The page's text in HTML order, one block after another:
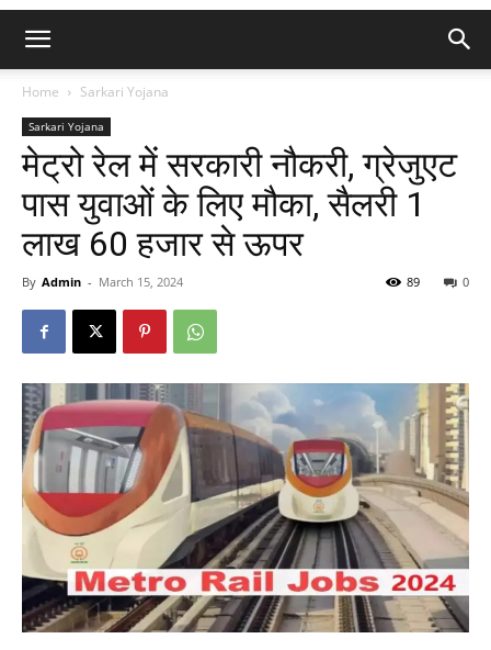
Home Sarkari Yojana
Sarkari Yojana
मेट्रो रेल में सरकारी नौकरी, ग्रेजुएट
पास युवाओं के लिए मौका, सैलरी 1
लाख 60 हजार से ऊपर
By Admin - March 15, 2024 0
89